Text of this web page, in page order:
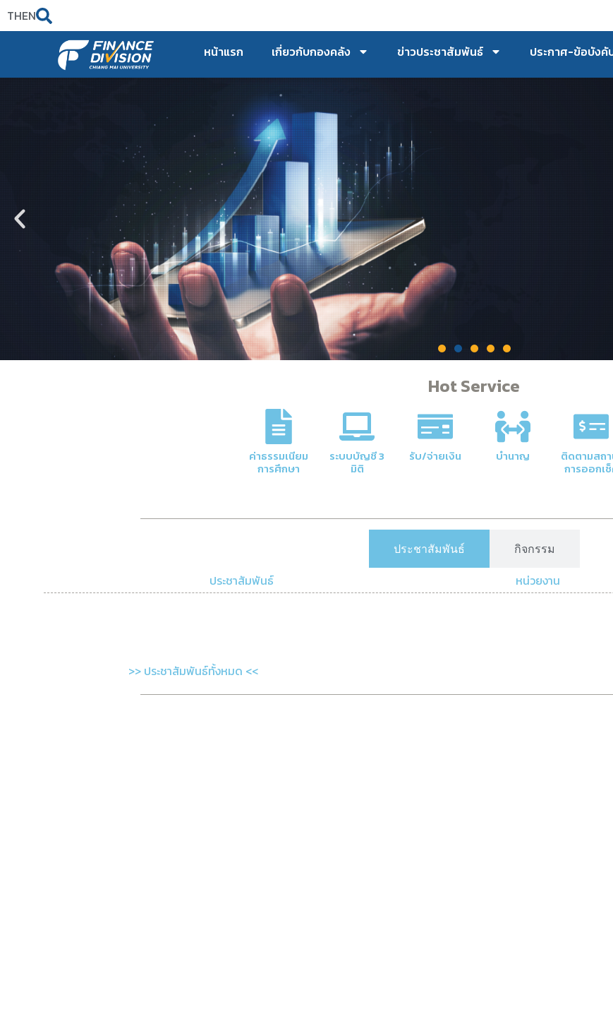
THEN
หน้าแรก เกี่ยวกับกองคลัง ข่าวประชาสัมพันธ์ ประกาศ-ข้อบังคั
ภารกิจหลักของกองคลัง
การจัดการด้านการเงินและบัญชีของมหาวิทยาลัยให้มี
ความโปร่งใสและมีประสิทธิภาพ
Hot Service
ค่าธรรมเนียม
การศึกษา
ระบบบัญชี 3
มิติ
รับ/จ่ายเงิน บำนาญ ติดตามสถา
การออกเ
ประชาสัมพันธ์ กิจกรรม
ประชาสัมพันธ์ หน่วยงาน
>> ประชาสัมพันธ์ทั้งหมด <<